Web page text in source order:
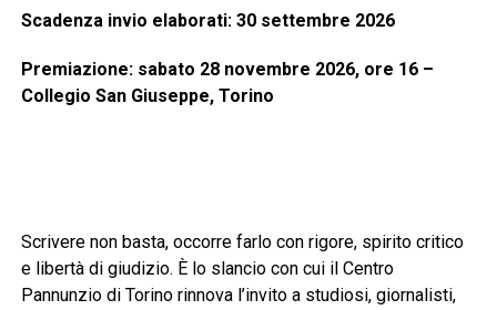
Scadenza invio elaborati: 30 settembre 2026
Premiazione: sabato 28 novembre 2026, ore 16 –
Collegio San Giuseppe, Torino
Scrivere non basta, occorre farlo con rigore, spirito critico
e libertà di giudizio. È lo slancio con cui il Centro
Pannunzio di Torino rinnova l’invito a studiosi, giornalisti,